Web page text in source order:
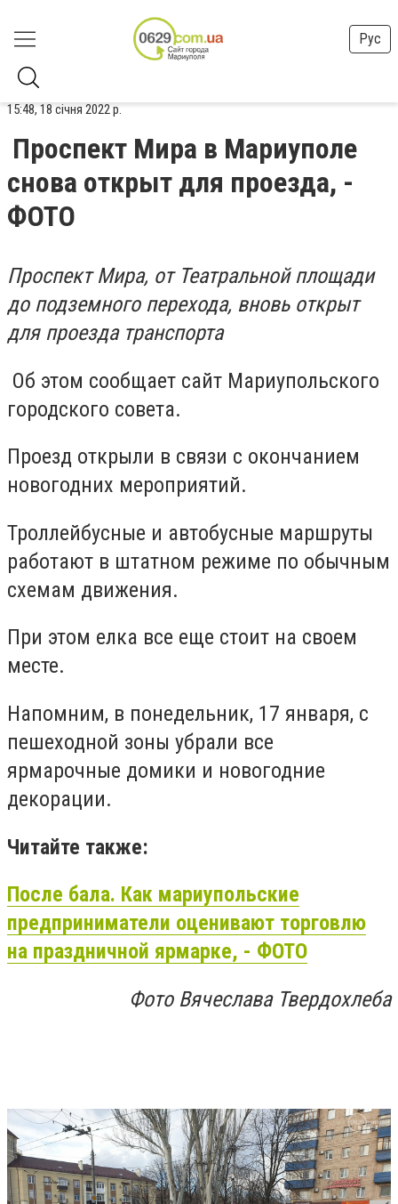
Рус
15:48, 18 січня 2022 р.
Проспект Мира в Мариуполе
снова открыт для проезда, -
ФОТО
Проспект Мира, от Театральной площади
до подземного перехода, вновь открыт
для проезда транспорта
Об этом сообщает сайт Мариупольского
городского совета.
Проезд открыли в связи с окончанием
новогодних мероприятий.
Троллейбусные и автобусные маршруты
работают в штатном режиме по обычным
схемам движения.
При этом елка все еще стоит на своем
месте.
Напомним, в понедельник, 17 января, с
пешеходной зоны убрали все
ярмарочные домики и новогодние
декорации.
Читайте также:
После бала. Как мариупольские
предприниматели оценивают торговлю
на праздничной ярмарке, - ФОТО
Фото Вячеслава Твердохлеба